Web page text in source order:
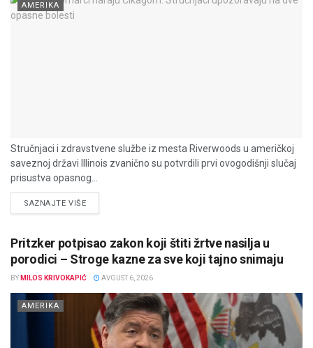
AMERIKA
Stručnjaci i zdravstvene službe iz mesta Riverwoods u američkoj
saveznoj državi Illinois zvanično su potvrdili prvi ovogodišnji slučaj
prisustva opasnog...
SAZNAJTE VIŠEDETAILS
Pritzker potpisao zakon koji štiti žrtve nasilja u
porodici – Stroge kazne za sve koji tajno snimaju
BY MILOS KRIVOKAPIĆ AVGUST 6, 2026
AMERIKA